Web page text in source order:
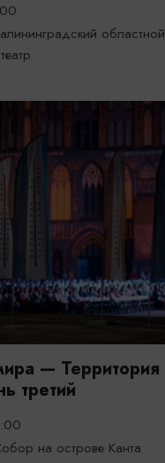
областной
— Территория
третий
на острове Канта